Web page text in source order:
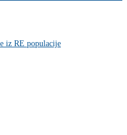
iz RE populacije